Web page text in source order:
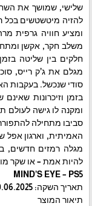
שלישי, שמושך את
ומציע חוויה גרפית
משלב חקר, אקשן ומתח
חלקים בין שליטה
מגלם את ג’ק רייס,
סודי שנכשל. בעקבות
בזמן וזיכרונות
סביבו מתחילה
האמיתית, וארגון
מגלה רמזים חדשים,
להיות אמת – או שקר
MIND’S EYE – PS5
תאריך השקה: 10.06.2025
תיאור המוצר